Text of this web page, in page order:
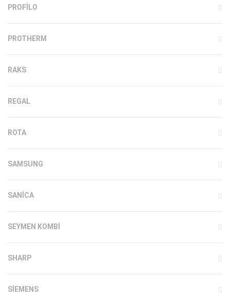
PROFILO
PROTHERM
RAKS
REGAL
ROTA
SAMSUNG
SANICA
SEYMEN KOMBI
SHARP
SIEMENS